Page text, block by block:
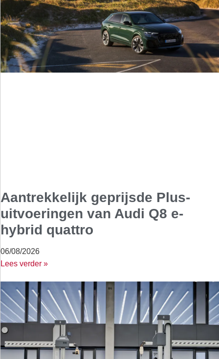
Aantrekkelijk geprijsde Plus-
uitvoeringen van Audi Q8 e-
hybrid quattro
06/08/2026
Lees verder »